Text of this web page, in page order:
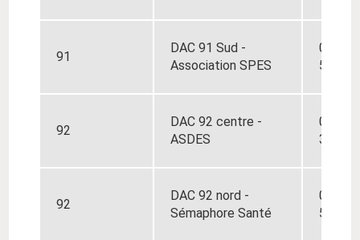
91
DAC 91 Sud -
Association SPES
01 64
59
92
DAC 92 centre -
ASDES
01 81
30
92
DAC 92 nord -
Sémaphore Santé
01 71
50